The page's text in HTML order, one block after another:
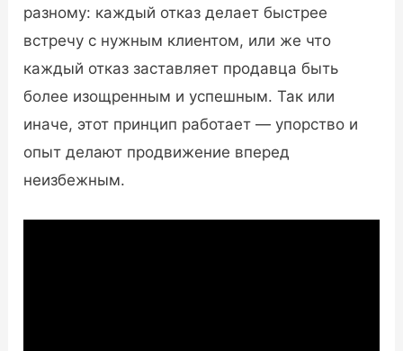
разному: каждый отказ делает быстрее
встречу с нужным клиентом, или же что
каждый отказ заставляет продавца быть
более изощренным и успешным. Так или
иначе, этот принцип работает — упорство и
опыт делают продвижение вперед
неизбежным.